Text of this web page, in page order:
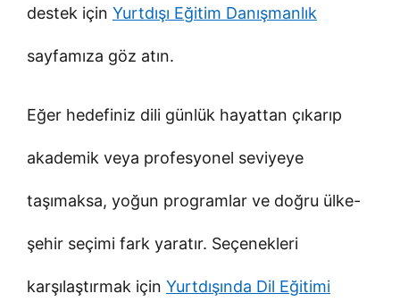
destek için Yurtdışı Eğitim Danışmanlık
sayfamıza göz atın.
Eğer hedefiniz dili günlük hayattan çıkarıp
akademik veya profesyonel seviyeye
taşımaksa, yoğun programlar ve doğru ülke-
şehir seçimi fark yaratır. Seçenekleri
karşılaştırmak için Yurtdışında Dil Eğitimi